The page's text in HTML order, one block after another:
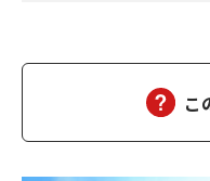
ん、幸せになった）夫の
こ